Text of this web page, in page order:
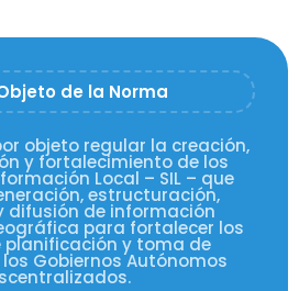
de la Norma
objeto regular la creación,
y fortalecimiento de los
Local – SIL – que
estructuración,
difusión de información
para fortalecer los
planificación y toma de
Gobiernos Autónomos